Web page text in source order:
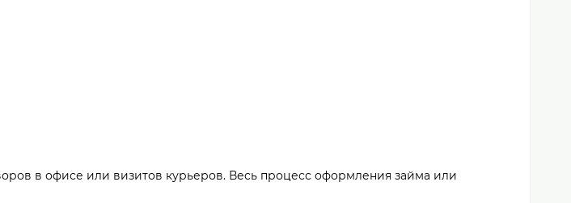
в офисе или визитов курьеров. Весь процесс оформления займа или